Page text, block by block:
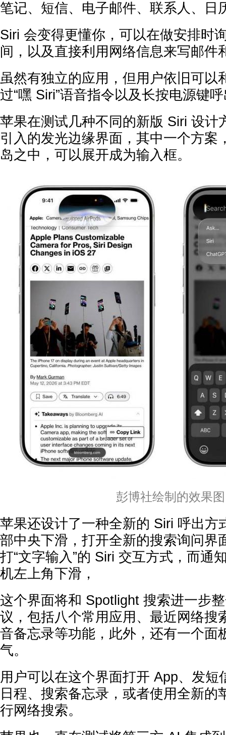
笔记、短信、电子邮件、联系人、日
Siri 会变得更懂你，可以在做安排时
间，以及直接利用网络信息来写邮件
虽然有独立的应用，但用户依旧可以
过“嘿 Siri”语音指令以及长按电源键
苹果在测试几种不同的新版 Siri 设计
引入的发光边缘界面，其中一个方案
岛之中，可以展开成为输入框。
彭博社绘制的效果图
苹果还设计了一种全新的 Siri 呼出方
部中央下滑，打开全新的搜索询问界
打“文字输入”的 Siri 交互方式，而通
机左上角下滑，
这个界面将和 Spotlight 搜索进一步
议，包括八个常用应用、最近网络搜
音备忘录等功能，此外，还有一个面
气。
用户可以在这个界面打开 App、发短
日程、搜索备忘录，或者使用全新的
行网络搜索。